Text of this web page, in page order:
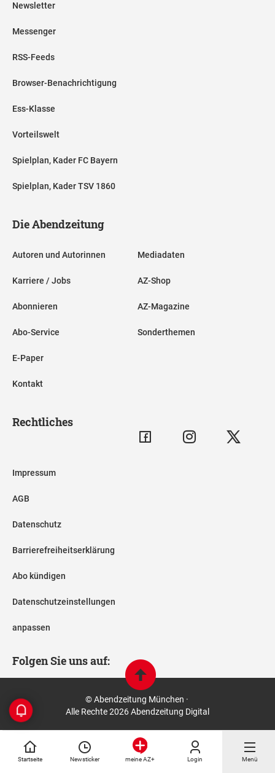
Startseite Newsticker meine AZ+ Login Menü
Newsletter
Messenger
RSS-Feeds
Browser-Benachrichtigung
Ess-Klasse
Vorteilswelt
Spielplan, Kader FC Bayern
Spielplan, Kader TSV 1860
Die Abendzeitung
Autoren und Autorinnen
Karriere / Jobs
Abonnieren
Abo-Service
E-Paper
Kontakt
Mediadaten
AZ-Shop
AZ-Magazine
Sonderthemen
Rechtliches
Impressum
AGB
Datenschutz
Barrierefreiheitserklärung
Abo kündigen
Datenschutzeinstellungen
anpassen
Folgen Sie uns auf:
© Abendzeitung München ·
Alle Rechte 2026 Abendzeitung Digital